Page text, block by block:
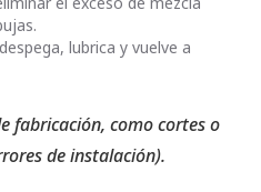
lubrica y vuelve a
fabricación, como cortes o
de instalación).